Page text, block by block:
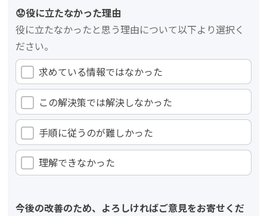
😟役に立たなかった理由
役に立たなかったと思う理由について以下より選択く
ださい。
求めている情報ではなかった
この解決策では解決しなかった
手順に従うのが難しかった
理解できなかった
今後の改善のため、よろしければご意見をお寄せくだ